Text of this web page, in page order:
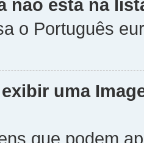
não está na
o Português
uma
que podem